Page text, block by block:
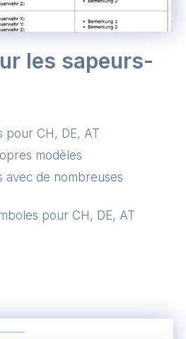
les sapeurs-
pour CH, DE, AT
modèles
avec de nombreuses
pour CH, DE, AT